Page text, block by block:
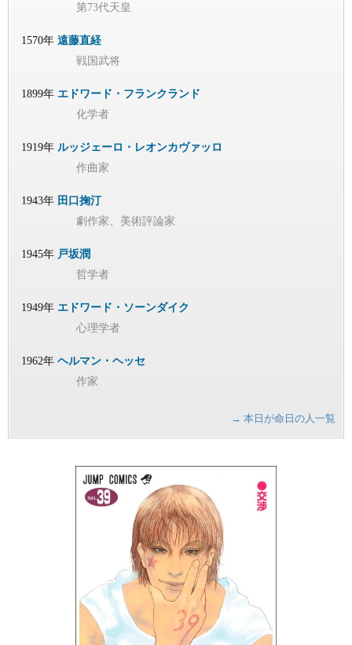
第73代天皇
1570年 遠藤直経
戦国武将
1899年 エドワード・フランクランド
化学者
1919年 ルッジェーロ・レオンカヴァッロ
作曲家
1943年 田口掬汀
劇作家、美術評論家
1945年 戸坂潤
哲学者
1949年 エドワード・ソーンダイク
心理学者
1962年 ヘルマン・ヘッセ
作家
→ 本日が命日の人一覧